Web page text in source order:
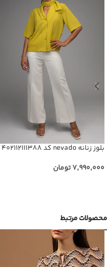
بلوز زنانه nevado کد 402112111388
۷,۹۹۰,۰۰۰تومان
محصولات مرتبط